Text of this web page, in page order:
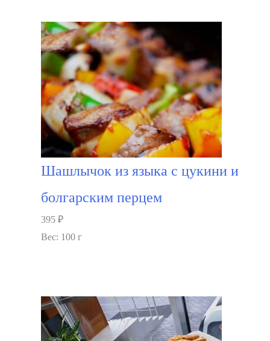
Шашлычок из языка с цукини и
болгарским перцем
395 ₽
Вес: 100 г